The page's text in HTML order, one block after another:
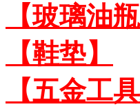
【玻璃油
【鞋垫】
【五金工